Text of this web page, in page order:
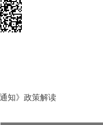
知》政策解读